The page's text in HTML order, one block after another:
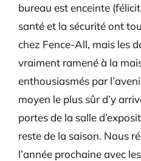
bureau est enceinte
santé et la sécurité ont
chez Fence-All, mais les
vraiment ramené à la
enthousiasmés par
moyen le plus sûr d’y
portes de la salle
reste de la saison. Nous
l’année prochaine avec